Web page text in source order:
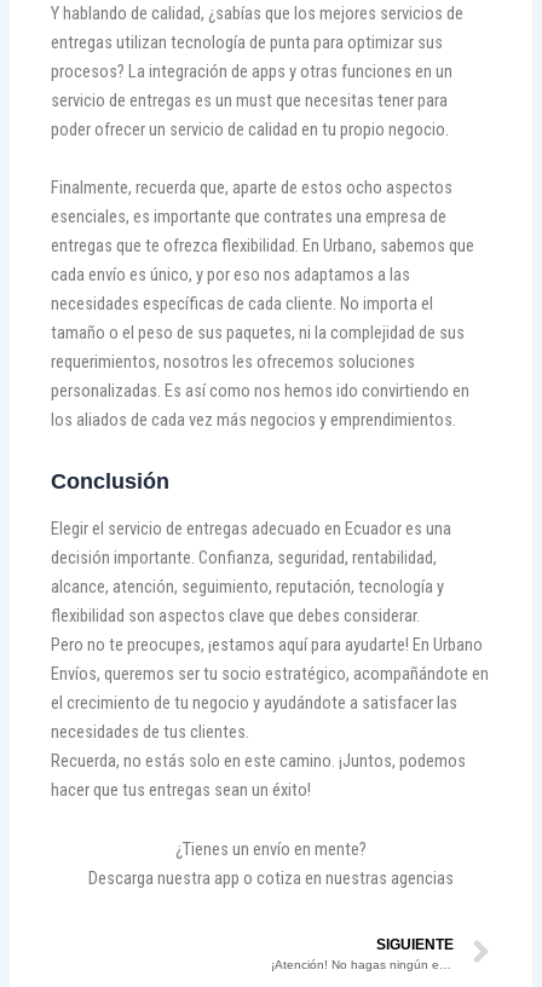
Y hablando de calidad, ¿sabías que los mejores servicios de
entregas utilizan tecnología de punta para optimizar sus
procesos? La integración de apps y otras funciones en un
servicio de entregas es un must que necesitas tener para
poder ofrecer un servicio de calidad en tu propio negocio.
Finalmente, recuerda que, aparte de estos ocho aspectos
esenciales, es importante que contrates una empresa de
entregas que te ofrezca flexibilidad. En Urbano, sabemos que
cada envío es único, y por eso nos adaptamos a las
necesidades específicas de cada cliente. No importa el
tamaño o el peso de sus paquetes, ni la complejidad de sus
requerimientos, nosotros les ofrecemos soluciones
personalizadas. Es así como nos hemos ido convirtiendo en
los aliados de cada vez más negocios y emprendimientos.
Conclusión
Elegir el servicio de entregas adecuado en Ecuador es una
decisión importante. Confianza, seguridad, rentabilidad,
alcance, atención, seguimiento, reputación, tecnología y
flexibilidad son aspectos clave que debes considerar.
Pero no te preocupes, ¡estamos aquí para ayudarte! En Urbano
Envíos, queremos ser tu socio estratégico, acompañándote en
el crecimiento de tu negocio y ayudándote a satisfacer las
necesidades de tus clientes.
Recuerda, no estás solo en este camino. ¡Juntos, podemos
hacer que tus entregas sean un éxito!
¿Tienes un envío en mente?
Descarga nuestra app o cotiza en nuestras agencias
SIGUIENTE